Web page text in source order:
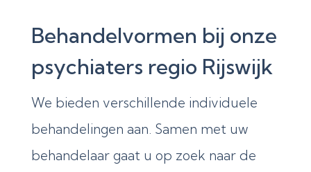
Behandelvormen bij onze
psychiaters regio Rijswijk
We bieden verschillende individuele
behandelingen aan. Samen met uw
behandelaar gaat u op zoek naar de